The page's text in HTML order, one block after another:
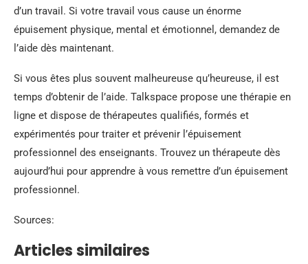
d’un travail. Si votre travail vous cause un énorme
épuisement physique, mental et émotionnel, demandez de
l’aide dès maintenant.
Si vous êtes plus souvent malheureuse qu’heureuse, il est
temps d’obtenir de l’aide. Talkspace propose une thérapie en
ligne et dispose de thérapeutes qualifiés, formés et
expérimentés pour traiter et prévenir l’épuisement
professionnel des enseignants. Trouvez un thérapeute dès
aujourd’hui pour apprendre à vous remettre d’un épuisement
professionnel.
Sources:
Articles similaires